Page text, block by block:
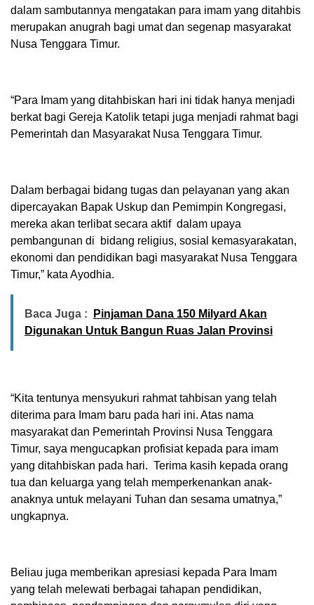
dalam sambutannya mengatakan para imam yang ditahbis
merupakan anugrah bagi umat dan segenap masyarakat
Nusa Tenggara Timur.
“Para Imam yang ditahbiskan hari ini tidak hanya menjadi
berkat bagi Gereja Katolik tetapi juga menjadi rahmat bagi
Pemerintah dan Masyarakat Nusa Tenggara Timur.
Dalam berbagai bidang tugas dan pelayanan yang akan
dipercayakan Bapak Uskup dan Pemimpin Kongregasi,
mereka akan terlibat secara aktif dalam upaya
pembangunan di bidang religius, sosial kemasyarakatan,
ekonomi dan pendidikan bagi masyarakat Nusa Tenggara
Timur,” kata Ayodhia.
Baca Juga :
Pinjaman Dana 150 Milyard Akan
Digunakan Untuk Bangun Ruas Jalan Provinsi
“Kita tentunya mensyukuri rahmat tahbisan yang telah
diterima para Imam baru pada hari ini. Atas nama
masyarakat dan Pemerintah Provinsi Nusa Tenggara
Timur, saya mengucapkan profisiat kepada para imam
yang ditahbiskan pada hari. Terima kasih kepada orang
tua dan keluarga yang telah memperkenankan anak-
anaknya untuk melayani Tuhan dan sesama umatnya,”
ungkapnya.
Beliau juga memberikan apresiasi kepada Para Imam
yang telah melewati berbagai tahapan pendidikan,